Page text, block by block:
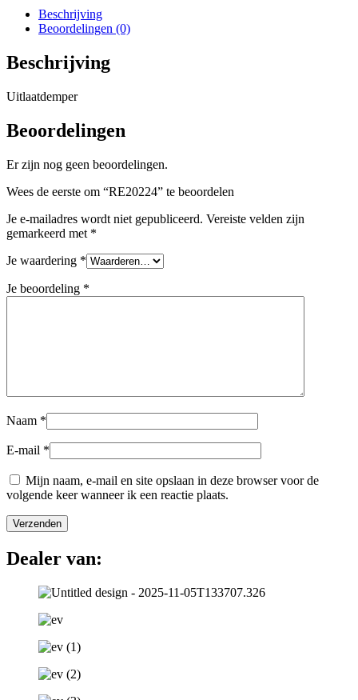
Beschrijving
Beoordelingen (0)
Beschrijving
Uitlaatdemper
Beoordelingen
Er zijn nog geen beoordelingen.
Wees de eerste om “RE20224” te beoordelen
Je e-mailadres wordt niet gepubliceerd. Vereiste velden zijn
gemarkeerd met *
Je waardering *
Je beoordeling *
Naam *
E-mail *
Mijn naam, e-mail en site opslaan in deze browser voor de
volgende keer wanneer ik een reactie plaats.
Dealer van: